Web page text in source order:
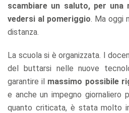
scambiare un saluto, per una
vedersi al pomeriggio. Ma oggi
distanza.
La scuola si è organizzata. I
del buttarsi nelle nuove
garantire il massimo possibile
e anche un impegno giornaliero
quanto criticata, è stata molto